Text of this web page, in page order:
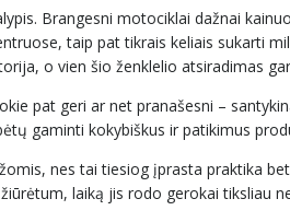
Brangesni motociklai dažnai
taip pat tikrais keliais sukarti
o vien šio ženklelio atsiradimas
pat geri ar net pranašesni –
gaminti kokybiškus ir patikimus
nes tai tiesiog įprasta praktika
laiką jis rodo gerokai tiksliau